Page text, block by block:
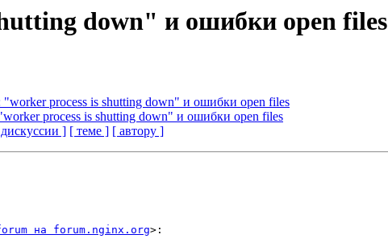
down" и ошибки open files
"worker process is shutting down" и ошибки open files
process is shutting down" и ошибки open files
] [ теме ] [ автору ]
на forum.nginx.org>: